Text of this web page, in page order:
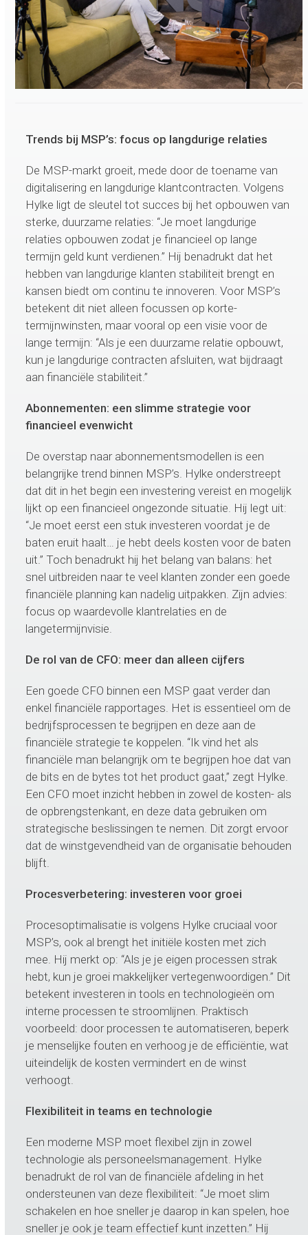
Trends bij MSP’s: focus op langdurige relaties
De MSP-markt groeit, mede door de toename van
digitalisering en langdurige klantcontracten. Volgens
Hylke ligt de sleutel tot succes bij het opbouwen van
sterke, duurzame relaties: “Je moet langdurige
relaties opbouwen zodat je financieel op lange
termijn geld kunt verdienen.” Hij benadrukt dat het
hebben van langdurige klanten stabiliteit brengt en
kansen biedt om continu te innoveren. Voor MSP’s
betekent dit niet alleen focussen op korte-
termijnwinsten, maar vooral op een visie voor de
lange termijn: “Als je een duurzame relatie opbouwt,
kun je langdurige contracten afsluiten, wat bijdraagt
aan financiële stabiliteit.”
Abonnementen: een slimme strategie voor
financieel evenwicht
De overstap naar abonnementsmodellen is een
belangrijke trend binnen MSP’s. Hylke onderstreept
dat dit in het begin een investering vereist en mogelijk
lijkt op een financieel ongezonde situatie. Hij legt uit:
“Je moet eerst een stuk investeren voordat je de
baten eruit haalt… je hebt deels kosten voor de baten
uit.” Toch benadrukt hij het belang van balans: het
snel uitbreiden naar te veel klanten zonder een goede
financiële planning kan nadelig uitpakken. Zijn advies:
focus op waardevolle klantrelaties en de
langetermijnvisie.
De rol van de CFO: meer dan alleen cijfers
Een goede CFO binnen een MSP gaat verder dan
enkel financiële rapportages. Het is essentieel om de
bedrijfsprocessen te begrijpen en deze aan de
financiële strategie te koppelen. “Ik vind het als
financiële man belangrijk om te begrijpen hoe dat van
de bits en de bytes tot het product gaat,” zegt Hylke.
Een CFO moet inzicht hebben in zowel de kosten- als
de opbrengstenkant, en deze data gebruiken om
strategische beslissingen te nemen. Dit zorgt ervoor
dat de winstgevendheid van de organisatie behouden
blijft.
Procesverbetering: investeren voor groei
Procesoptimalisatie is volgens Hylke cruciaal voor
MSP’s, ook al brengt het initiële kosten met zich
mee. Hij merkt op: “Als je je eigen processen strak
hebt, kun je groei makkelijker vertegenwoordigen.” Dit
betekent investeren in tools en technologieën om
interne processen te stroomlijnen. Praktisch
voorbeeld: door processen te automatiseren, beperk
je menselijke fouten en verhoog je de efficiëntie, wat
uiteindelijk de kosten vermindert en de winst
verhoogt.
Flexibiliteit in teams en technologie
Een moderne MSP moet flexibel zijn in zowel
technologie als personeelsmanagement. Hylke
benadrukt de rol van de financiële afdeling in het
ondersteunen van deze flexibiliteit: “Je moet slim
schakelen en hoe sneller je daarop in kan spelen, hoe
sneller je ook je team effectief kunt inzetten.” Hij